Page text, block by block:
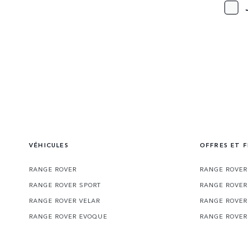
VÉHICULES
RANGE ROVER
RANGE ROVER SPORT
RANGE ROVER VELAR
RANGE ROVER EVOQUE
OFFRES ET
RANGE
RANGE
RANGE
RANGE